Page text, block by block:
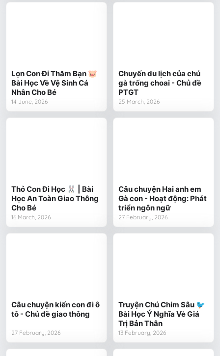
Lợn Con Đi Thăm Bạn 🐷
Bài Học Về Vệ Sinh Cá
Nhân Cho Bé
14 June, 2026
Chuyến du lịch của chú
gà trống choai - Chủ đề
PTGT
25 March, 2026
Thỏ Con Đi Học 🐰 | Bài
Học An Toàn Giao Thông
Cho Bé
16 March, 2026
Câu chuyện Hai anh em
Gà con - Hoạt động: Phát
triển ngôn ngữ
27 February, 2026
Câu chuyện kiến con đi ô
tô - Chủ đề giao thông
27 February, 2026
Truyện Chú Chim Sâu 🐦
Bài Học Ý Nghĩa Về Giá
Trị Bản Thân
13 February, 2026